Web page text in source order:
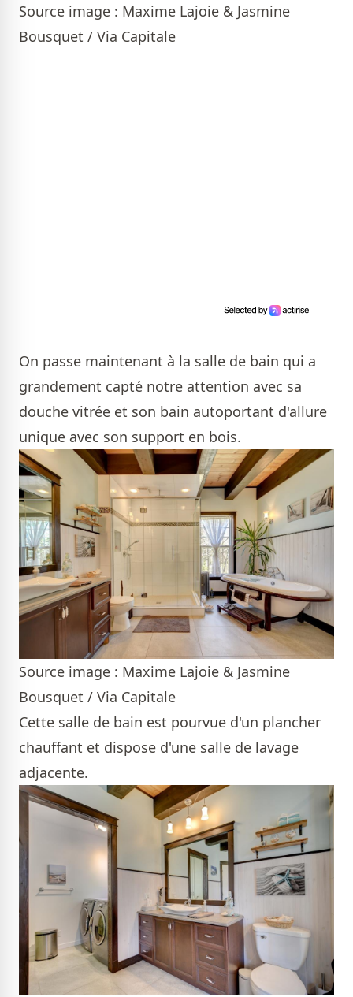
Source image : Maxime Lajoie & Jasmine
Bousquet / Via Capitale
On passe maintenant à la salle de bain qui a
grandement capté notre attention avec sa
douche vitrée et son bain autoportant d'allure
unique avec son support en bois.
Source image : Maxime Lajoie & Jasmine
Bousquet / Via Capitale
Cette salle de bain est pourvue d'un plancher
chauffant et dispose d'une salle de lavage
adjacente.